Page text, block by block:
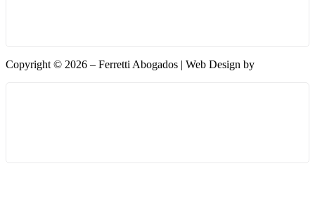
Copyright © 2026 – Ferretti Abogados | Web Design by